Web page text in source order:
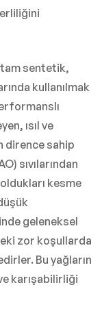
sentetik,
kullanılmak
ısıl ve
dirence sahip
sıvılarından
kesme
geleneksel
zor koşullarda
Bu yağların
karışabilirliği